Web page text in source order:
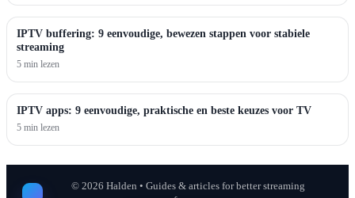
IPTV buffering: 9 eenvoudige, bewezen stappen voor stabiele
streaming
5 min lezen
IPTV apps: 9 eenvoudige, praktische en beste keuzes voor TV
5 min lezen
© 2026 Halden • Guides & articles for better streaming